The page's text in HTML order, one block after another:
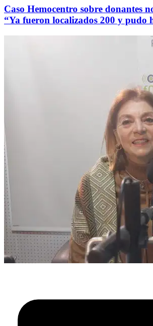
Caso Hemocentro sobre donantes
“Ya fueron localizados 200 y pudo